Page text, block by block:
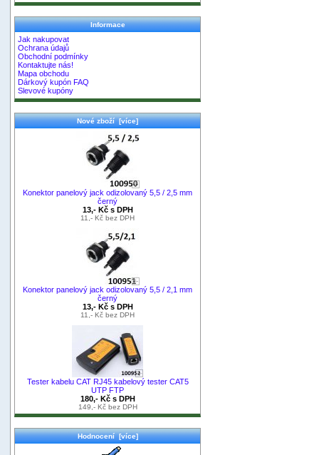
Informace
Jak nakupovat
Ochrana údajů
Obchodní podmínky
Kontaktujte nás!
Mapa obchodu
Dárkový kupón FAQ
Slevové kupóny
Nové zboží [více]
Konektor panelový jack odizolovaný 5,5 / 2,5 mm
černý
13,- Kč s DPH
11,- Kč bez DPH
Konektor panelový jack odizolovaný 5,5 / 2,1 mm
černý
13,- Kč s DPH
11,- Kč bez DPH
Tester kabelu CAT RJ45 kabelový tester CAT5
UTP FTP
180,- Kč s DPH
149,- Kč bez DPH
Hodnocení [více]